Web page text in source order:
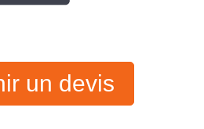
un devis